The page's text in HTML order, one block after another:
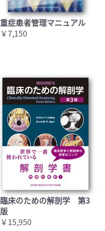
重症患者管理マニュアル
￥7,150
臨床のための解剖学 第3
版
￥15,950